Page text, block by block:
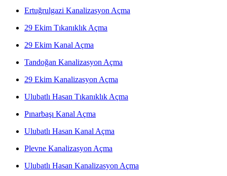
Ertuğrulgazi Kanalizasyon Açma
29 Ekim Tıkanıklık Açma
29 Ekim Kanal Açma
Tandoğan Kanalizasyon Açma
29 Ekim Kanalizasyon Açma
Ulubatlı Hasan Tıkanıklık Açma
Pınarbaşı Kanal Açma
Ulubatlı Hasan Kanal Açma
Plevne Kanalizasyon Açma
Ulubatlı Hasan Kanalizasyon Açma